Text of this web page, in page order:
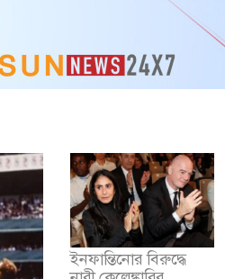
ইনফান্তিনোর বিরুদ্ধে